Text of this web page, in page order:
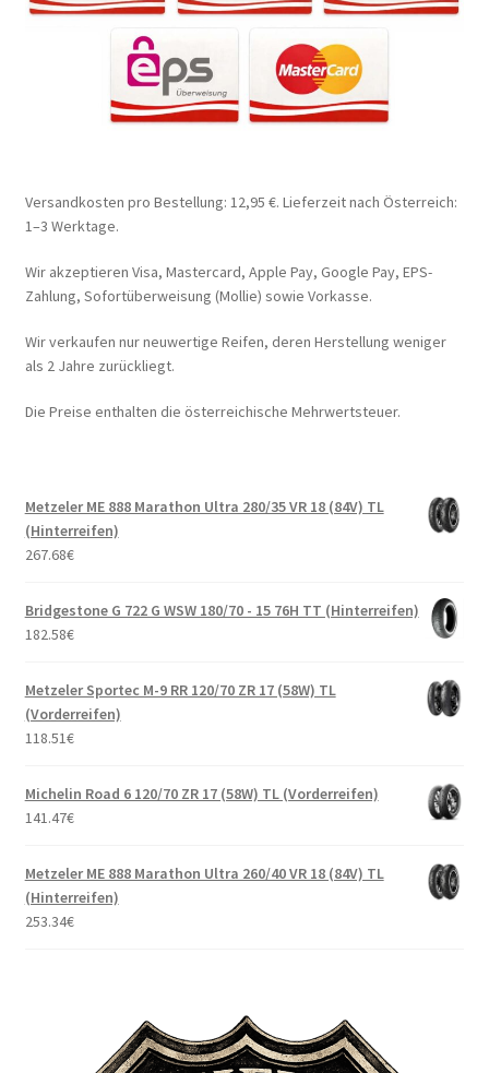
Versandkosten pro Bestellung: 12,95 €. Lieferzeit nach Österreich:
1–3 Werktage.
Wir akzeptieren Visa, Mastercard, Apple Pay, Google Pay, EPS-
Zahlung, Sofortüberweisung (Mollie) sowie Vorkasse.
Wir verkaufen nur neuwertige Reifen, deren Herstellung weniger
als 2 Jahre zurückliegt.
Die Preise enthalten die österreichische Mehrwertsteuer.
Metzeler ME 888 Marathon Ultra 280/35 VR 18 (84V) TL
(Hinterreifen)
267.68€
Bridgestone G 722 G WSW 180/70 - 15 76H TT (Hinterreifen)
182.58€
Metzeler Sportec M-9 RR 120/70 ZR 17 (58W) TL
(Vorderreifen)
118.51€
Michelin Road 6 120/70 ZR 17 (58W) TL (Vorderreifen)
141.47€
Metzeler ME 888 Marathon Ultra 260/40 VR 18 (84V) TL
(Hinterreifen)
253.34€